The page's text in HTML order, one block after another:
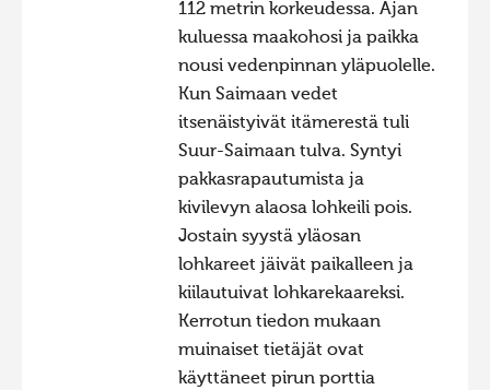
Hiite kuvavõistlus 2009
Hiite kuvavõistlus 2008
112 metrin korkeudessa. Ajan
kuluessa maakohosi ja paikka
nousi vedenpinnan yläpuolelle.
Kun Saimaan vedet
itsenäistyivät itämerestä tuli
Suur-Saimaan tulva. Syntyi
pakkasrapautumista ja
kivilevyn alaosa lohkeili pois.
Jostain syystä yläosan
lohkareet jäivät paikalleen ja
kiilautuivat lohkarekaareksi.
Kerrotun tiedon mukaan
muinaiset tietäjät ovat
käyttäneet pirun porttia